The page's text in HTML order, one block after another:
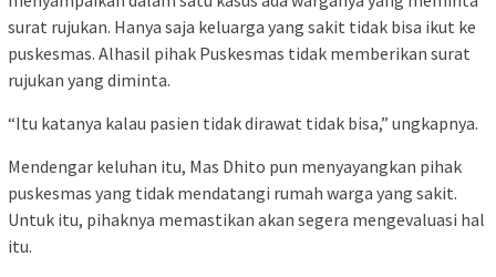
surat rujukan. Hanya saja keluarga yang sakit tidak bisa ikut ke
puskesmas. Alhasil pihak Puskesmas tidak memberikan surat
rujukan yang diminta.
“Itu katanya kalau pasien tidak dirawat tidak bisa,” ungkapnya.
Mendengar keluhan itu, Mas Dhito pun menyayangkan pihak
puskesmas yang tidak mendatangi rumah warga yang sakit.
Untuk itu, pihaknya memastikan akan segera mengevaluasi hal
itu.